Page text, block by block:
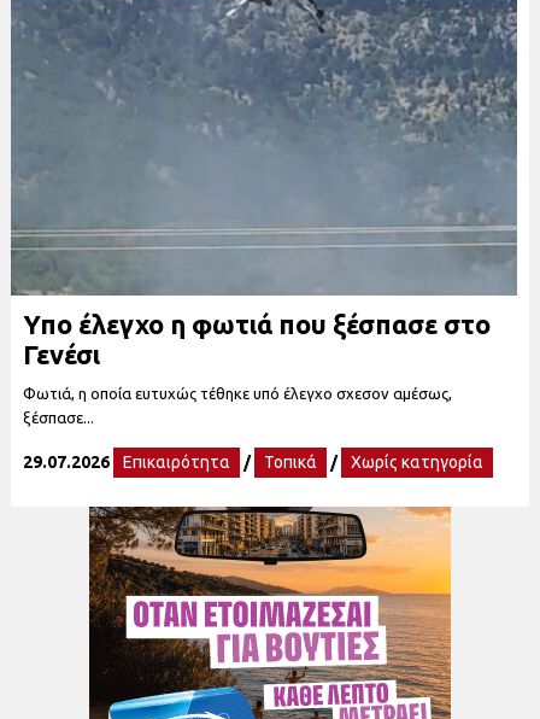
Υπο έλεγχο η φωτιά που ξέσπασε στο
Γενέσι
Φωτιά, η οποία ευτυχώς τέθηκε υπό έλεγχο σχεσον αμέσως,
ξέσπασε...
29.07.2026 Επικαιρότητα / Τοπικά / Χωρίς κατηγορία